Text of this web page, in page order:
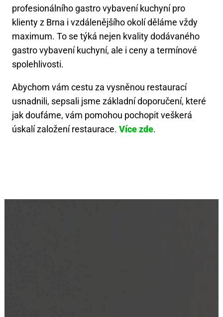
profesionálního gastro vybavení kuchyní pro
klienty z Brna i vzdálenějšího okolí děláme vždy
maximum. To se týká nejen kvality dodávaného
gastro vybavení kuchyní, ale i ceny a termínové
spolehlivosti.
Abychom vám cestu za vysněnou restaurací
usnadnili, sepsali jsme základní doporučení, které
jak doufáme, vám pomohou pochopit veškerá
úskalí založení restaurace. Více zde.